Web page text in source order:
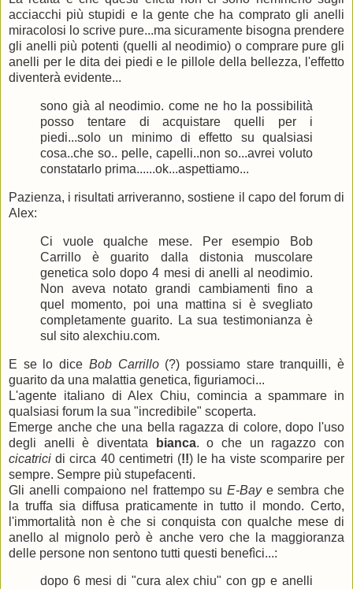
acciacchi più stupidi e la gente che ha comprato gli anelli
miracolosi lo scrive pure...ma sicuramente bisogna prendere
gli anelli più potenti (quelli al neodimio) o comprare pure gli
anelli per le dita dei piedi e le pillole della bellezza, l'effetto
diventerà evidente...
sono già al neodimio. come ne ho la possibilità
posso tentare di acquistare quelli per i
piedi...solo un minimo di effetto su qualsiasi
cosa..che so.. pelle, capelli..non so...avrei voluto
constatarlo prima......ok...aspettiamo...
Pazienza, i risultati arriveranno, sostiene il capo del forum di
Alex:
Ci vuole qualche mese. Per esempio Bob
Carrillo è guarito dalla distonia muscolare
genetica solo dopo 4 mesi di anelli al neodimio.
Non aveva notato grandi cambiamenti fino a
quel momento, poi una mattina si è svegliato
completamente guarito. La sua testimonianza è
sul sito alexchiu.com.
E se lo dice Bob Carrillo(?) possiamo stare tranquilli, è
guarito da una malattia genetica, figuriamoci...
L'agente italiano di Alex Chiu, comincia a spammare in
qualsiasi forum la sua "incredibile" scoperta.
Emerge anche che una bella ragazza di colore, dopo l'uso
degli anelli è diventata
bianca. o che un ragazzo con
cicatricidi circa 40 centimetri (!!) le ha viste scomparire per
sempre. Sempre più stupefacenti.
Gli anelli compaiono nel frattempo su E-Baye sembra che
la truffa sia diffusa praticamente in tutto il mondo. Certo,
l'immortalità non è che si conquista con qualche mese di
anello al mignolo però è anche vero che la maggioranza
delle persone non sentono tutti questi benefìci...:
dopo 6 mesi di "cura alex chiu" con gp e anelli